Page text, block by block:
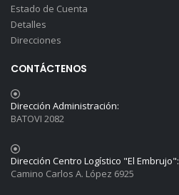
Estado de Cuenta
Detalles
Direcciones
CONTÁCTENOS
Dirección Administración:
BATOVI 2082
Dirección Centro Logístico "El Embrujo":
Camino Carlos A. López 6925